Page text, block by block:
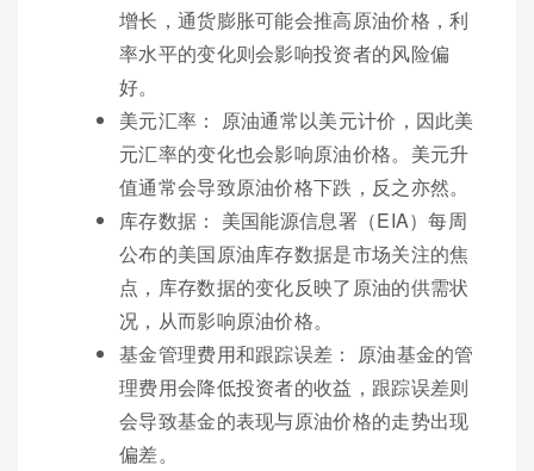
增长，通货膨胀可能会推高原油价格，利
率水平的变化则会影响投资者的风险偏
好。
美元汇率： 原油通常以美元计价，因此美
元汇率的变化也会影响原油价格。美元升
值通常会导致原油价格下跌，反之亦然。
库存数据： 美国能源信息署（EIA）每周
公布的美国原油库存数据是市场关注的焦
点，库存数据的变化反映了原油的供需状
况，从而影响原油价格。
基金管理费用和跟踪误差： 原油基金的管
理费用会降低投资者的收益，跟踪误差则
会导致基金的表现与原油价格的走势出现
偏差。